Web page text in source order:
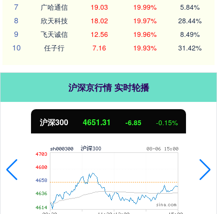
7 广哈通信 19.03 19.99% 5.84%
8 欣天科技 18.02 19.97% 28.44%
9 飞天诚信 12.56 19.96% 8.49%
10 任子行 7.16 19.93% 31.42%
沪深京行情 实时轮播
北证50 1122.88 3.42 0.30%